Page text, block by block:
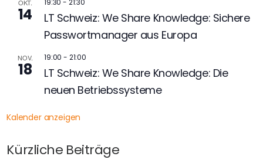
OKT.
14
LT Schweiz: We Share Knowledge: Sichere
Passwortmanager aus Europa
NOV.
18
19:00 - 21:00
LT Schweiz: We Share Knowledge: Die
neuen Betriebssysteme
Kalender anzeigen
Kürzliche Beiträge